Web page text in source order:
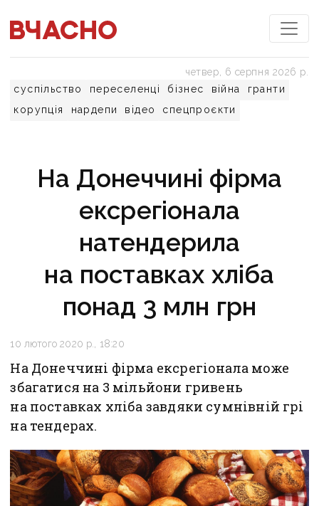
суспільство переселенці бізнес війна
гранти
корупція
нардепи відео спецпроєкти
четвер, 6 серпня 2026 р.
На Донеччині фірма
ексрегіонала
натендерила
на поставках хліба
понад 3 млн грн
10 лютого 2020 р., 18:20
На Донеччині фірма ексрегіонала може
збагатися на 3 мільйони гривень
на поставках хліба завдяки сумнівній грі
на тендерах.